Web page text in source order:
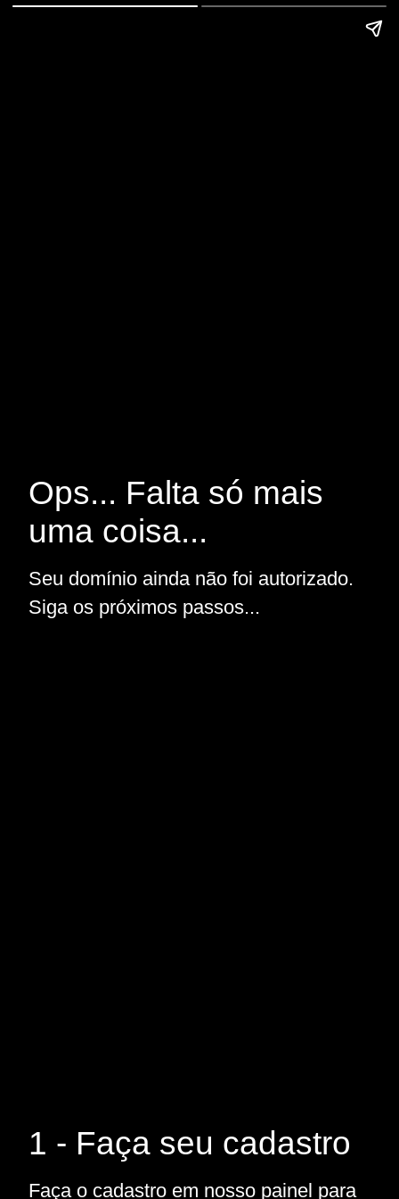
Ops... Falta só mais
uma coisa...
Seu domínio ainda não foi autorizado.
Siga os próximos passos...
1 - Faça seu cadastro
Faça o cadastro em nosso painel para